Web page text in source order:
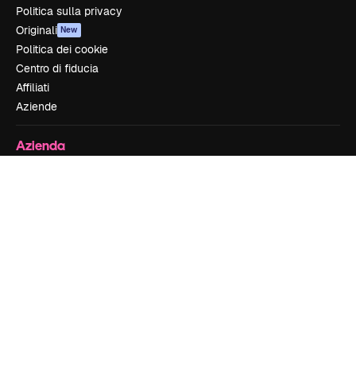
Politica sulla privacy
Originali New
Politica dei cookie
Centro di fiducia
Affiliati
Aziende
Azienda